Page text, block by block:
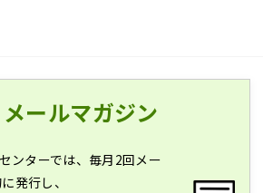
メールマガジン
ンターでは、毎月2回メー
発行し、